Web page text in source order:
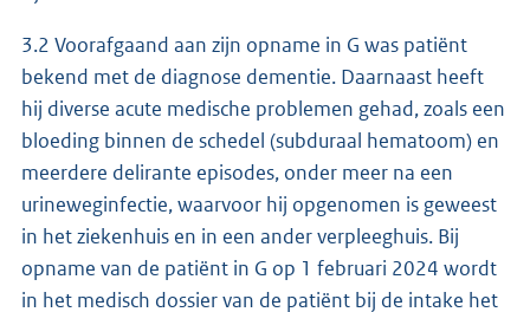
3.2 Voorafgaand aan zijn opname in G was patiënt
bekend met de diagnose dementie. Daarnaast heeft
hij diverse acute medische problemen gehad, zoals een
bloeding binnen de schedel (subduraal hematoom) en
meerdere delirante episodes, onder meer na een
urineweginfectie, waarvoor hij opgenomen is geweest
in het ziekenhuis en in een ander verpleeghuis. Bij
opname van de patiënt in G op 1 februari 2024 wordt
in het medisch dossier van de patiënt bij de intake het